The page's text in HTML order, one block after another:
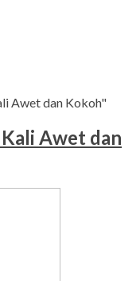
Awet dan Kokoh"
Awet dan